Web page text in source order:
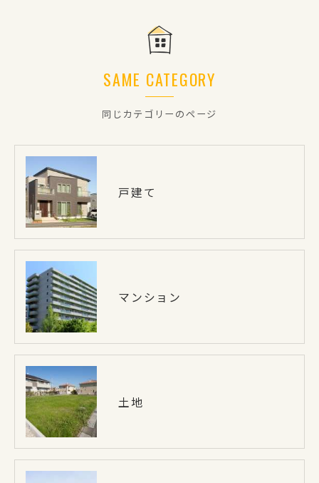
同じカテゴリーのページ
SAME CATEGORY
戸建て
マンション
土地